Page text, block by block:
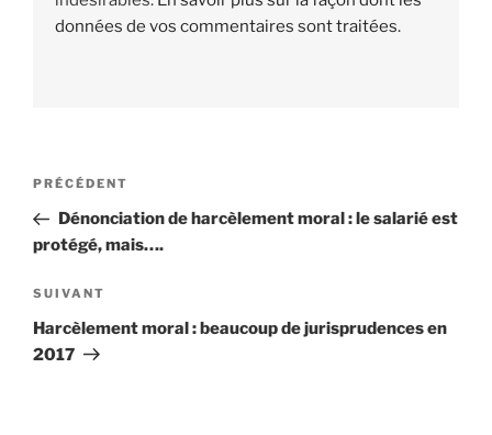
données de vos commentaires sont traitées.
Navigation
l’article
Article
précédent
PRÉCÉDENT
Dénonciation de harcèlement moral : le salarié est
protégé, mais….
Article
suivant
SUIVANT
Harcèlement moral : beaucoup de jurisprudences en
2017